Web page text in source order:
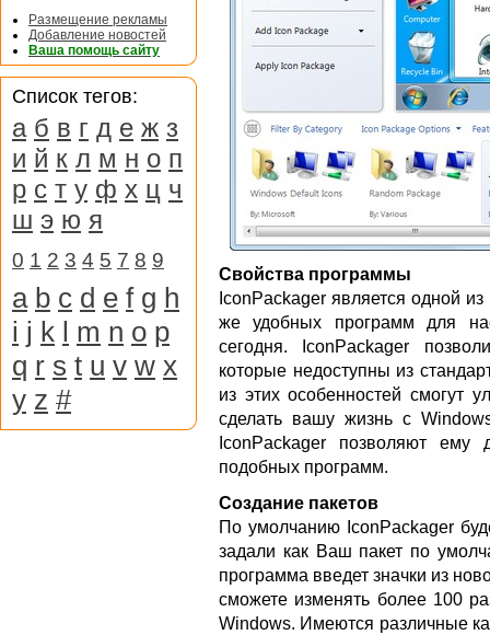
Свойства программы
IconPackager является одной
же удобных программ для
сегодня. IconPackager
которые недоступны из
из этих особенностей смогут
сделать вашу жизнь с
IconPackager позволяют
подобных программ.
Создание пакетов
По умолчанию IconPackager
задали как Ваш пакет по
программа введет значки из
сможете изменять более 100
Windows. Имеются различные
Размещение рекламы
Добавление новостей
Ваша помощь сайту
Список тегов:
а б в г д е ж з
и й к л м н о п
р с т у ф х ц ч
ш э ю я
0 1 2 3 4 5 7 8 9
a b c d e f g h
i j k l m n o p
q r s t u v w x
y z #